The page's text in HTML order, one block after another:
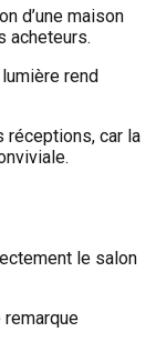
d’une maison
acheteurs.
rend
car la
le salon